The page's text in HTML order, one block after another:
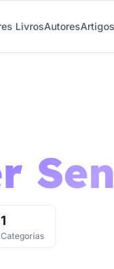
LivrosAutoresArtigos
1
Categorias